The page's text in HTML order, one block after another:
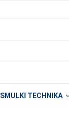
SMULKI TECHNIKA